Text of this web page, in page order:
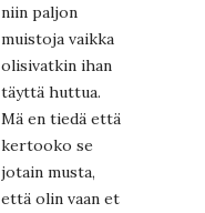
niin paljon
muistoja vaikka
olisivatkin ihan
täyttä huttua.
Mä en tiedä että
kertooko se
jotain musta,
että olin vaan et